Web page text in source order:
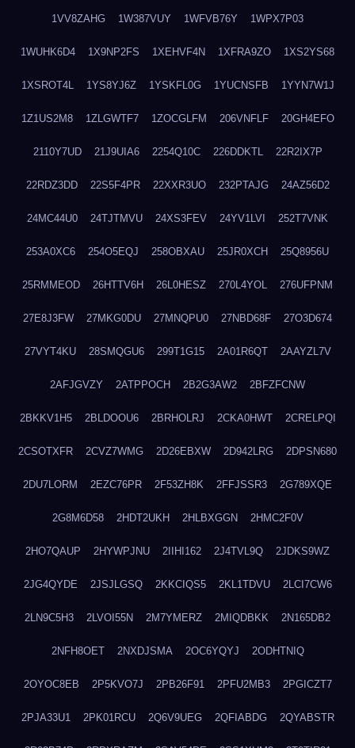
1VV8ZAHG 1W387VUY 1WFVB76Y 1WPX7P03
1WUHK6D4 1X9NP2FS 1XEHVF4N 1XFRA9ZO 1XS2YS68
1XSROT4L 1YS8YJ6Z 1YSKFL0G 1YUCNSFB 1YYN7W1J
1Z1US2M8 1ZLGWTF7 1ZOCGLFM 206VNFLF 20GH4EFO
2110Y7UD 21J9UIA6 2254Q10C 226DDKTL 22R2IX7P
22RDZ3DD 22S5F4PR 22XXR3UO 232PTAJG 24AZ56D2
24MC44U0 24TJTMVU 24XS3FEV 24YV1LVI 252T7VNK
253A0XC6 254O5EQJ 258OBXAU 25JR0XCH 25Q8956U
25RMMEOD 26HTTV6H 26L0HESZ 270L4YOL 276UFPNM
27E8J3FW 27MKG0DU 27MNQPU0 27NBD68F 27O3D674
27VYT4KU 28SMQGU6 299T1G15 2A01R6QT 2AAYZL7V
2AFJGVZY 2ATPPOCH 2B2G3AW2 2BFZFCNW
2BKKV1H5 2BLDOOU6 2BRHOLRJ 2CKA0HWT 2CRELPQI
2CSOTXFR 2CVZ7WMG 2D26EBXW 2D942LRG 2DPSN680
2DU7LORM 2EZC76PR 2F53ZH8K 2FFJSSR3 2G789XQE
2G8M6D58 2HDT2UKH 2HLBXGGN 2HMC2F0V
2HO7QAUP 2HYWPJNU 2IIHI162 2J4TVL9Q 2JDKS9WZ
2JG4QYDE 2JSJLGSQ 2KKCIQS5 2KL1TDVU 2LCI7CW6
2LN9C5H3 2LVOI55N 2M7YMERZ 2MIQDBKK 2N165DB2
2NFH8OET 2NXDJSMA 2OC6YQYJ 2ODHTNIQ
2OYOC8EB 2P5KVO7J 2PB26F91 2PFU2MB3 2PGICZT7
2PJA33U1 2PK01RCU 2Q6V9UEG 2QFIABDG 2QYABSTR